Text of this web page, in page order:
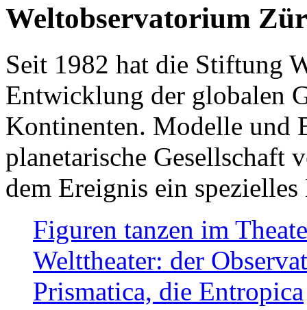
Weltobservatorium
Seit 1982 hat die Stiftung
Entwicklung der globalen
Kontinenten. Modelle und
planetarische Gesellschaft
dem Ereignis ein
Figuren tanzen im
Welttheater: der
Prismatica, die Entropica